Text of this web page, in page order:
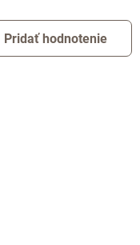
Pridať hodnotenie